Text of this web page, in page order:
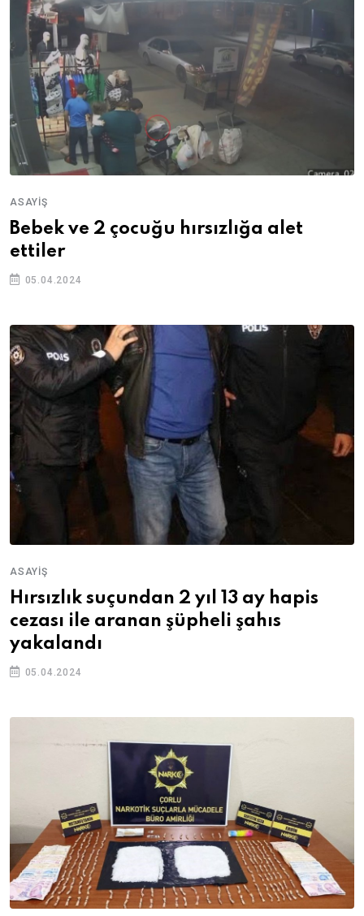
ASAYIŞ
Bebek ve 2 çocuğu hırsızlığa alet
ettiler
05.04.2024
ASAYIŞ
Hırsızlık suçundan 2 yıl 13 ay hapis
cezası ile aranan şüpheli şahıs
yakalandı
05.04.2024